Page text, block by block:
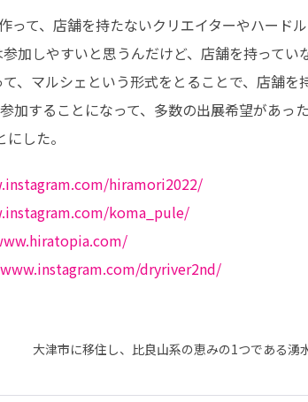
て、店舗を持たないクリエイターやハード
加しやすいと思うんだけど、店舗を持って
、マルシェという形式をとることで、店舗を
することになって、多数の出展希望があっ
した。
hiramori2022/
koma_pule/
dryriver2nd/
大津市に移住し、比良山系の恵みの1つである湧